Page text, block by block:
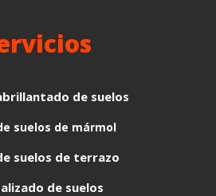
de suelos
suelos de mármol
suelos de terrazo
de suelos